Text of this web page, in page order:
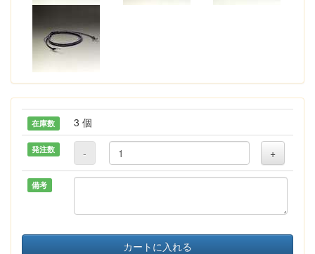
在庫数 3 個
発注数 - +
備考
カートに入れる